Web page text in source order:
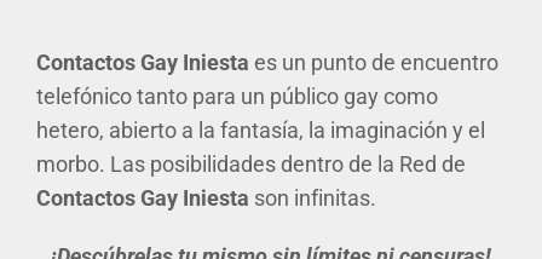
Contactos Gay Iniesta es un punto de encuentro
telefónico tanto para un público gay como
hetero, abierto a la fantasía, la imaginación y el
morbo. Las posibilidades dentro de la Red de
Contactos Gay Iniesta son infinitas.